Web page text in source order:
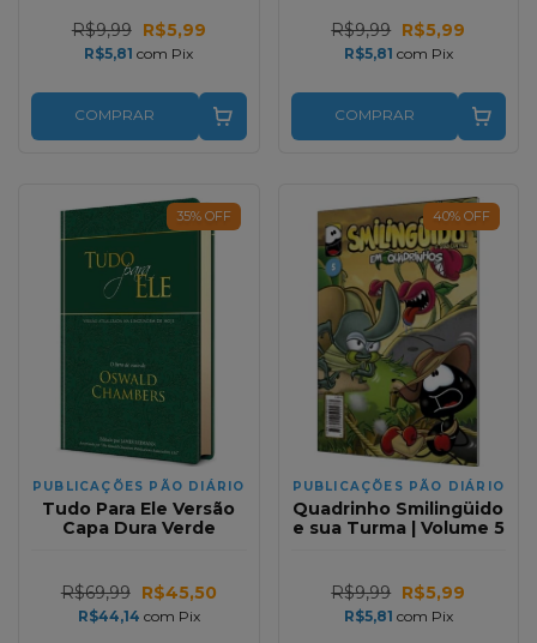
R$9,99 R$5,99
R$5,81com Pix
COMPRAR
R$9,99 R$5,99
R$5,81 com Pix
COMPRAR
35% OFF
PUBLICAÇÕES PÃO DIÁRIO
Tudo Para Ele Versão
Capa Dura Verde
R$69,99 R$45,50
R$44,14 com Pix
40% OFF
PUBLICAÇÕES PÃO DIÁRIO
Quadrinho Smilingüido
e sua Turma | Volume 5
R$9,99 R$5,99
R$5,81 com Pix